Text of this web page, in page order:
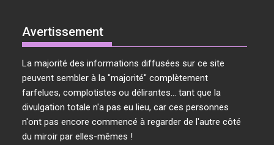
Avertissement
La majorité des informations diffusées sur ce site
peuvent sembler à la "majorité" complètement
farfelues, complotistes ou délirantes... tant que la
divulgation totale n'a pas eu lieu, car ces personnes
n'ont pas encore commencé à regarder de l'autre côté
du miroir par elles-mêmes !